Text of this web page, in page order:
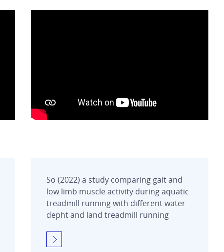
So (2022) a study comparing gait and
low limb muscle activity during aquatic
treadmill running with different water
depht and land treadmill running